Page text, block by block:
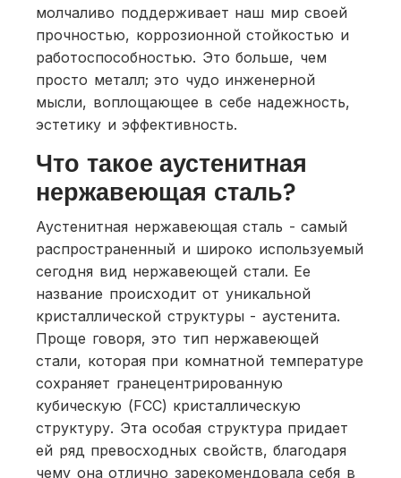
молчаливо поддерживает наш мир своей
прочностью, коррозионной стойкостью и
работоспособностью. Это больше, чем
просто металл; это чудо инженерной
мысли, воплощающее в себе надежность,
эстетику и эффективность.
Что такое аустенитная
нержавеющая сталь?
Аустенитная нержавеющая сталь - самый
распространенный и широко используемый
сегодня вид нержавеющей стали. Ее
название происходит от уникальной
кристаллической структуры - аустенита.
Проще говоря, это тип нержавеющей
стали, которая при комнатной температуре
сохраняет гранецентрированную
кубическую (FCC) кристаллическую
структуру. Эта особая структура придает
ей ряд превосходных свойств, благодаря
чему она отлично зарекомендовала себя в